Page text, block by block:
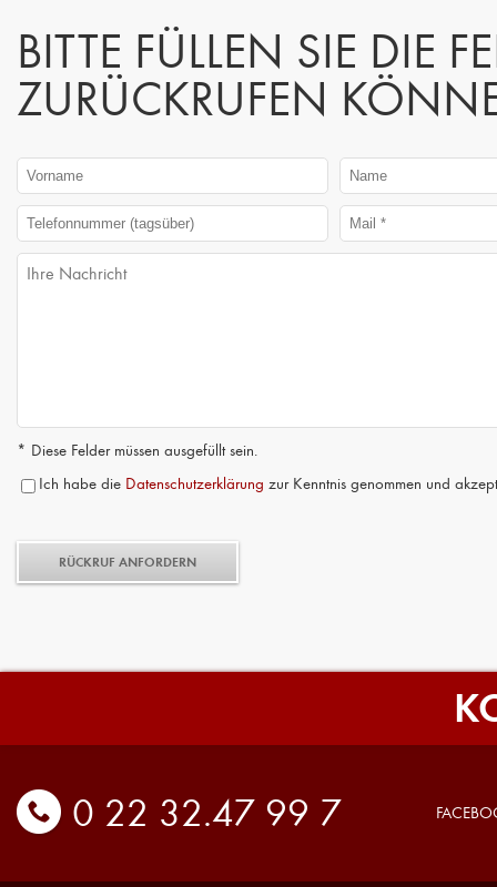
BITTE FÜLLEN SIE DIE
ZURÜCKRUFEN
* Diese Felder müssen ausgefüllt sein.
Ich habe die Datenschutzerklärung zur Kenntnis genommen und
0 22 32.47 99 7